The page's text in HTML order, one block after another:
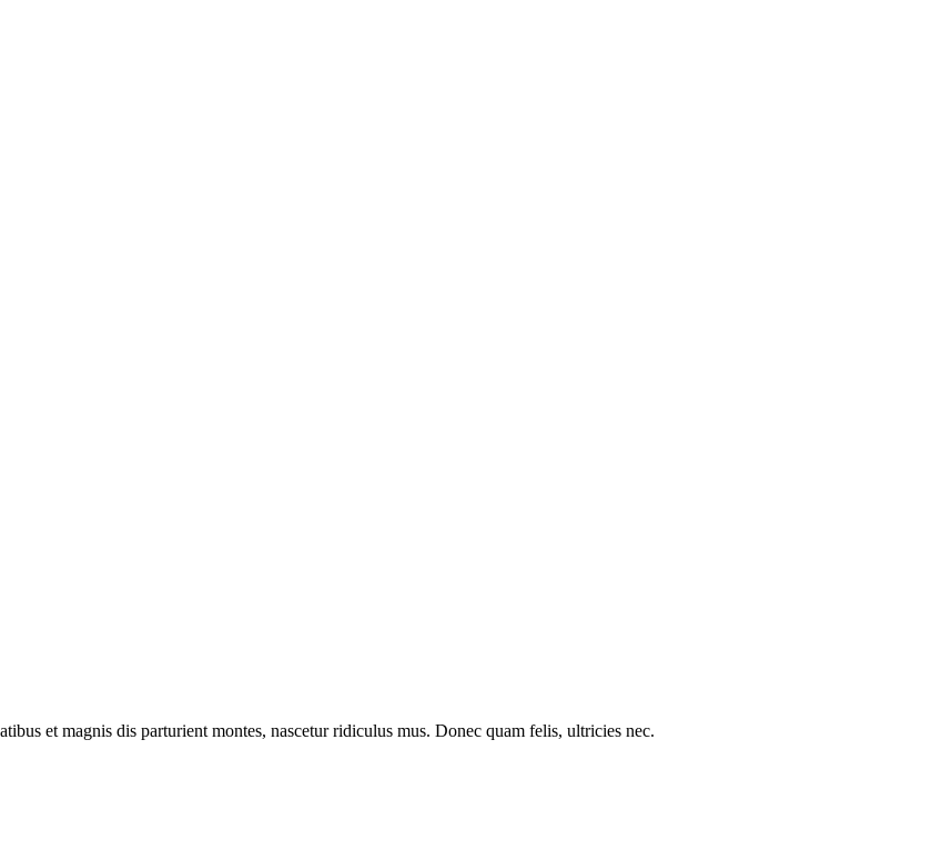
et magnis dis parturient montes, nascetur ridiculus mus. Donec quam felis, ultricies nec.